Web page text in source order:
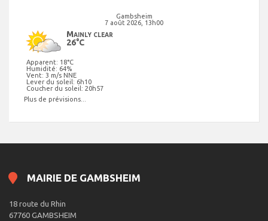
Gambsheim
7 août 2026, 13h00
Mainly clear
26°C
Apparent: 18°C
Humidité: 64%
Vent: 3 m/s NNE
Lever du soleil: 6h10
Coucher du soleil: 20h57
Plus de prévisions...
MAIRIE DE GAMBSHEIM
18 route du Rhin
67760 GAMBSHEIM